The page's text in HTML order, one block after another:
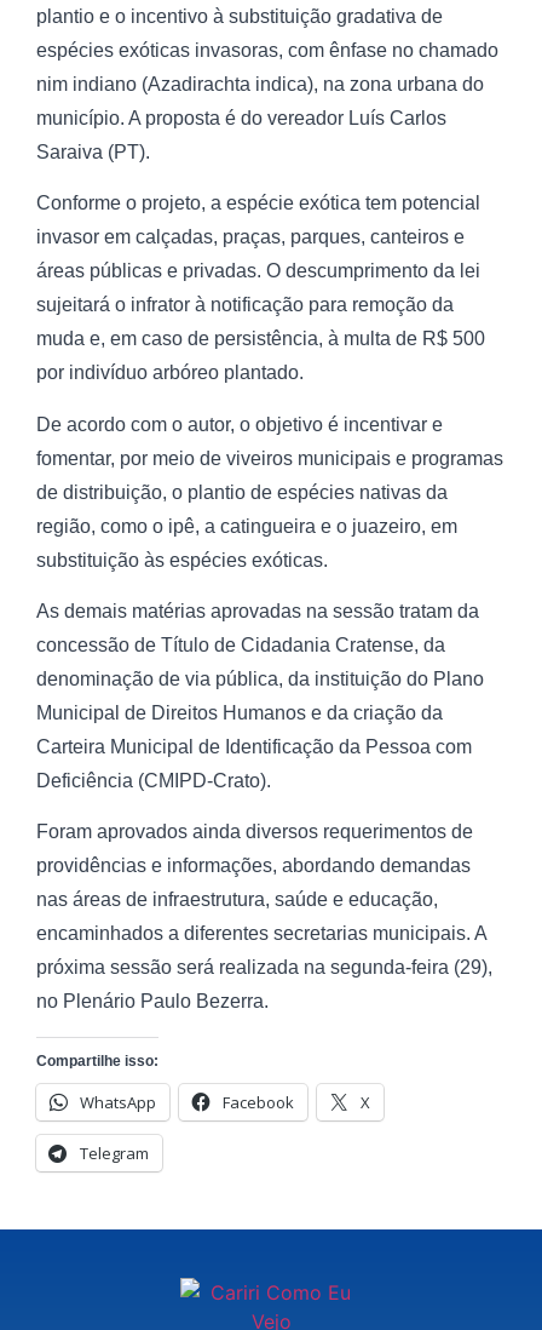
plantio e o incentivo à substituição gradativa de
espécies exóticas invasoras, com ênfase no chamado
nim indiano (Azadirachta indica), na zona urbana do
município. A proposta é do vereador Luís Carlos
Saraiva (PT).
Conforme o projeto, a espécie exótica tem potencial
invasor em calçadas, praças, parques, canteiros e
áreas públicas e privadas. O descumprimento da lei
sujeitará o infrator à notificação para remoção da
muda e, em caso de persistência, à multa de R$ 500
por indivíduo arbóreo plantado.
De acordo com o autor, o objetivo é incentivar e
fomentar, por meio de viveiros municipais e programas
de distribuição, o plantio de espécies nativas da
região, como o ipê, a catingueira e o juazeiro, em
substituição às espécies exóticas.
As demais matérias aprovadas na sessão tratam da
concessão de Título de Cidadania Cratense, da
denominação de via pública, da instituição do Plano
Municipal de Direitos Humanos e da criação da
Carteira Municipal de Identificação da Pessoa com
Deficiência (CMIPD-Crato).
Foram aprovados ainda diversos requerimentos de
providências e informações, abordando demandas
nas áreas de infraestrutura, saúde e educação,
encaminhados a diferentes secretarias municipais. A
próxima sessão será realizada na segunda-feira (29),
no Plenário Paulo Bezerra.
Compartilhe isso:
WhatsApp Facebook X
Telegram